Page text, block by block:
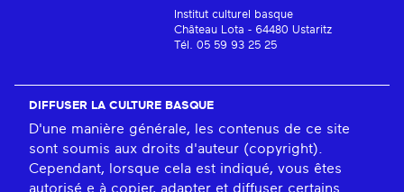
Institut culturel basque
Château Lota - 64480 Ustaritz
Tél. 05 59 93 25 25
DIFFUSER LA CULTURE BASQUE
D'une manière générale, les contenus de ce site
sont soumis aux droits d'auteur (copyright).
Cependant, lorsque cela est indiqué, vous êtes
autorisé.e à copier, adapter et diffuser certains